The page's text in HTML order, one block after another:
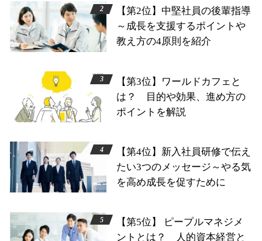
【第2位】中堅社員の後輩指導
～成長を支援するポイントや
教え方の4原則を紹介
【第3位】ワールドカフェと
は？ 目的や効果、進め方の
ポイントを解説
【第4位】新入社員研修で伝え
たい3つのメッセージ～やる気
を高め成長を促すために
【第5位】 ピープルマネジメ
ントとは？ 人的資本経営と